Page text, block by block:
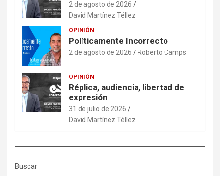
2 de agosto de 2026
David Martínez Téllez
OPINIÓN
Políticamente Incorrecto
2 de agosto de 2026 Roberto Camps
OPINIÓN
Réplica, audiencia, libertad de
expresión
31 de julio de 2026
David Martínez Téllez
Buscar